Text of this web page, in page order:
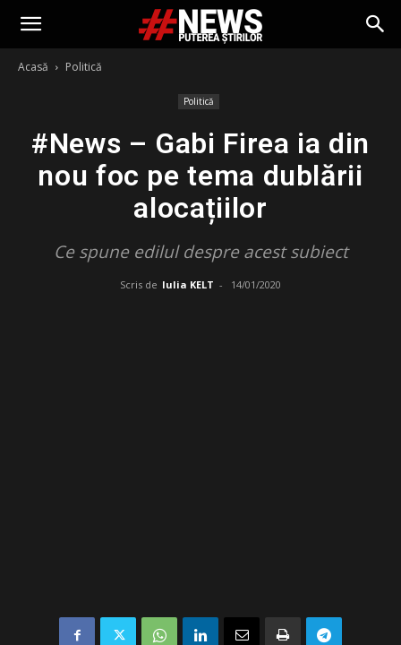
Acasă Politică
Politică
#News – Gabi Firea ia din
nou foc pe tema dublării
alocațiilor
Ce spune edilul despre acest subiect
Scris de Iulia KELT - 14/01/2020